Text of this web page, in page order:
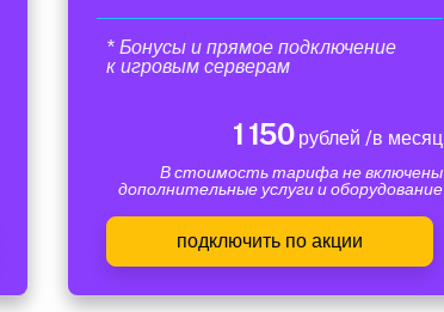
* Бонусы и прямое подключение
к игровым серверам
1 150рублей /в месяц
В стоимость тарифа не включены
дополнительные услуги и оборудование
подключить по акции